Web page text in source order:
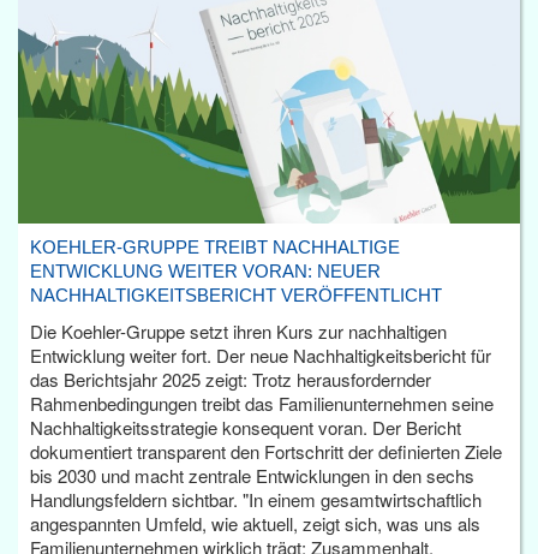
KOEHLER-GRUPPE TREIBT NACHHALTIGE
ENTWICKLUNG WEITER VORAN: NEUER
NACHHALTIGKEITSBERICHT VERÖFFENTLICHT
Die Koehler-Gruppe setzt ihren Kurs zur nachhaltigen
Entwicklung weiter fort. Der neue Nachhaltigkeitsbericht für
das Berichtsjahr 2025 zeigt: Trotz herausfordernder
Rahmenbedingungen treibt das Familienunternehmen seine
Nachhaltigkeitsstrategie konsequent voran. Der Bericht
dokumentiert transparent den Fortschritt der definierten Ziele
bis 2030 und macht zentrale Entwicklungen in den sechs
Handlungsfeldern sichtbar. "In einem gesamtwirtschaftlich
angespannten Umfeld, wie aktuell, zeigt sich, was uns als
Familienunternehmen wirklich trägt: Zusammenhalt,